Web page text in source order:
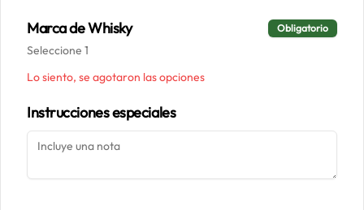
Redes sociales
Instagram
Facebook
Mi cuenta
Iniciar sesión
Marca de Whisky Obligatorio
Seleccione 1
Lo siento, se agotaron las opciones
Instrucciones especiales